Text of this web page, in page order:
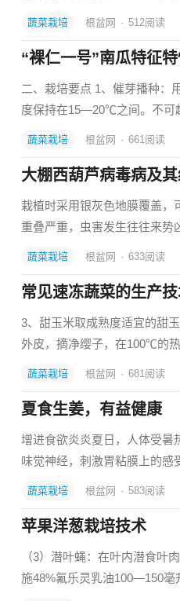
蔬菜栽培 根盆网 · 512阅读
“裸仁一号”南瓜特征
二、栽培要点 1、催芽播种
度保持在15—20℃之间。不
蔬菜栽培 根盆网 · 661阅读
大棚西葫芦病毒病及
栽植时采用银灰色地膜覆盖，
重叠严重，虫害发生往往来
蔬菜栽培 根盆网 · 633阅读
常见速冻蔬菜的生产
3、甜玉米取成熟度适宜的甜
外皮，摘净缨子，在100℃的
蔬菜栽培 根盆网 · 681阅读
夏食生姜，有益健康
增进食欲炎炎夏日，人体受暑
味觉神经，刺激胃粘膜上的
蔬菜栽培 根盆网 · 583阅读
苹果洋葱栽培技术
（3）潜叶蝇：在叶内潜食叶
施48%氟乐灵乳油100—150